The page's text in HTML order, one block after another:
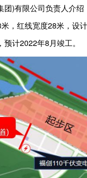
)有限公司负责人介
，红线宽度28米，
计2022年8月竣工。